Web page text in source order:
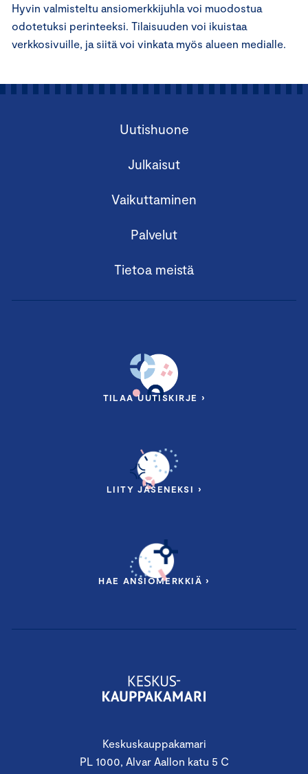
Hyvin valmisteltu ansiomerkkijuhla voi muodostua
odotetuksi perinteeksi. Tilaisuuden voi ikuistaa
verkkosivuille, ja siitä voi vinkata myös alueen medialle.
Keskuskauppakamari
PL 1000, Alvar Aallon katu 5 C
Uutishuone
Julkaisut
Vaikuttaminen
Palvelut
Tietoa meistä
TILAA UUTISKIRJE ›
LIITY JÄSENEKSI ›
HAE ANSIOMERKKIÄ ›